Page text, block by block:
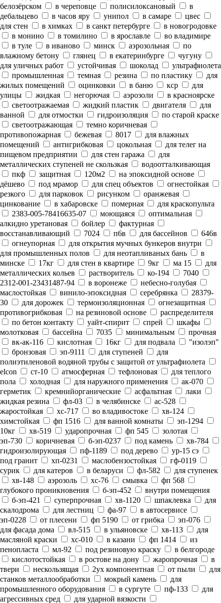
белозёрском
в череповце полисилоксановый
в
дебальцево
в часов яру унипол в самаре
цвес
для стен
в химках в санкт петербурге
в новогродовке
в монино
в томилино в ярославле
во владимире
в туле
в иваново минск аэрозольная
по
влажному бетону
глянец в екатеринбурге
чугуну
для уличных работ
устойчивая шоколад
ультрафиолета
промышленная
темная резина по пластику
для
жилых помещений
оцинковки в баню кср
для
улицы
жидкая негорючая аэрозоли
в красноярске
светоотражаемая
жидкий пластик двигателя
для
ванной
для отмостки гидроизоляция
по старой краске
светоотражающая
темно коричневая
противопожарная
бежевая 8017
для влажных
помещений
антигрибковая цокольная
для телег на
пищевом предприятии
для стен гаража
для
металлических ступеней не скользкая
водоотталкивающая
пкф
защитная 120м2
на эпоксидной основе
дёшево
под мрамор для спец объектов
огнестойкая
резкого
для парковок рисунком
оранжевая
цинкование
в хабаровске померная
для краскопульта
2383-005-78416635-07
моющаяся
оптимальная
алкидно уретановая
бойлер
фактурная
восстанавливающий
7024 п6в для бассейнов
646в
огнеупорная
для открытия мучных бункеров внутри
для промышленных полов
для неотапливаных бань
в
минске
17кг для стен в квартире 9кг ма 15
для
металлических кольев
растворитель ко-194
7040
2312-001-23431487-94
в воронеже
небесно-голубая
маслостойкая
винило-эпоксидная серебрянка
28379-
30
для дорожек термоизоляционная
огнезащитная
противогрибковая
на резиновой основе
распределителя
по бетон контакту
уайт-спирит спрей
шкафы
молотковая
бассейна 7035 минимальным
прочная
вк-ак-116
кислотная 16кг для подвала
"изолэп"
бронзовая
эп-9111 для ступеней
для
полиэтиленовой водяной трубы с защитой от ультрафиолета
elcon
ст-10 атмосферная тефлоновая
для теплого
пола
холодная для наружного применения
ак-070
герметик
кремнийорганические асфальтная
лаки
жидкая резина
фл-03 в челябинске
ас-528
жаростойкая
хс-717 во владивостоке
хв-124
химстойкая
фп 1516 для ванной комнаты
эп-1294
10кг
хв-519 ударопрочная фп 545
золотая
эп-730
коричневая б-эп-0237 под камень
хв-784
гидроизолирующая
пф-1189 под дерево
ур-15 сэ
под гранит
хп-0231 маслобензостойкая
гф-0119
сурик
для катеров в беларуси фл-582
для ступенек
хв-148
аэрозоль хс-76 смывка
фп 568
глубокого проникновения
б-эп-452
внутри помещения
б-эп-421
суперпрочная хв-1120 шпаклевка
для
скалодрома
для лестниц фа-97
в автосервисе
эп-0228
от плесени фп 5190 от грибка
эп-076
для фасада дома
вл-515 в ульяновске хв-113
для
масляной краски
хс-010 в казани фп 1414
из
пенопласта
мл-92 под резиновую краску
в белгороде
кислотостойкая
в ростове на дону жаропрочная
в
твери
нескользящая 2ух компонентная от пыли
для
станков металлообработки
мокрый камень
для
промышленного оборудования
в сургуте пф-133
для
агрессивных сред
для ударной вязкости